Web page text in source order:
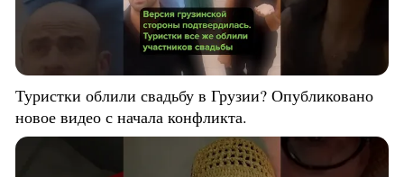
Туристки облили свадьбу в Грузии? Опубликовано
новое видео с начала конфликта.